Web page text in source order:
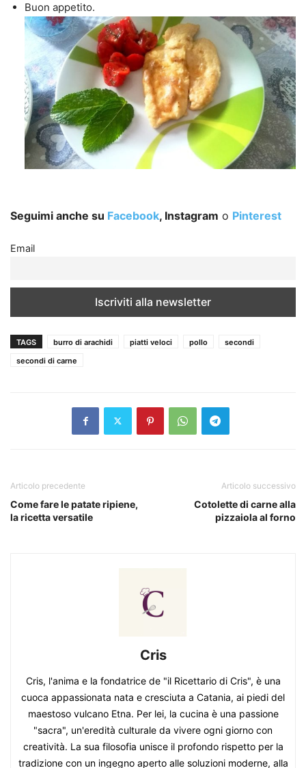
Buon appetito.
Seguimi anche su Facebook, Instagram o Pinterest
Email
TAGS burro di arachidi piatti veloci pollo
secondi
secondi di carne
Articolo precedente
Come fare le patate ripiene,
la ricetta versatile
Articolo successivo
Cotolette di carne alla
pizzaiola al forno
Cris
Cris, l'anima e la fondatrice de "il Ricettario di Cris", è una
cuoca appassionata nata e cresciuta a Catania, ai piedi del
maestoso vulcano Etna. Per lei, la cucina è una passione
"sacra", un'eredità culturale da vivere ogni giorno con
creatività. La sua filosofia unisce il profondo rispetto per la
tradizione con un ingegno aperto alle soluzioni moderne, alla